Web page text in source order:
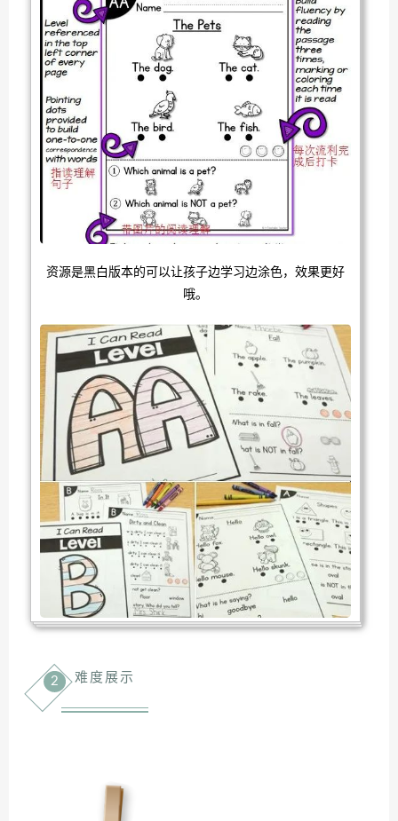
资源是黑白版本的可以让孩子边学习边涂色，效果更好
哦。
2 难度展示